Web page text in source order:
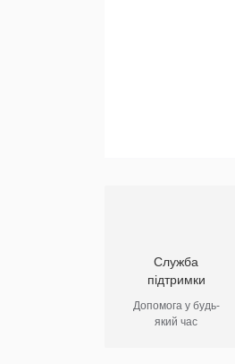
Служба
підтримки
Допомога у будь-
який час